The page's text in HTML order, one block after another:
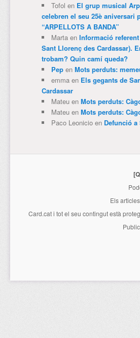
Tofol en El grup musical
celebren el seu 25è aniversari
“ARPELLOTS A BANDA”
Martaen Informació
Sant Llorenç des Cardassar).
trobam? Quin camí queda?
Pepen Mots perduts:
emmaen Els gegants de
Cardassar
Mateuen Mots perduts:
Mateuen Mots perduts:
Paco Leonicioen Defunció
Els
Card.cati tot el seu contingut està